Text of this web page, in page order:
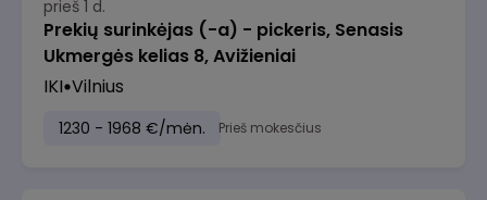
prieš 1 d.
Prekių surinkėjas (-a) - pickeris, Senasis
Ukmergės kelias 8, Avižieniai
IKI Vilnius
1230 - 1968 €/mėn. Prieš mokesčius